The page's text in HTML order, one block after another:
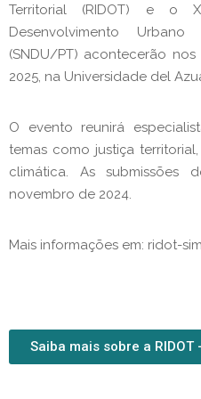
Territorial (RIDOT) e o
Desenvolvimento
(SNDU/PT) acontecerão
2025, na Universidade del
O evento reunirá
temas como justiça
climática. As submissões
novembro de 2024.
Mais informações em: ridot-
Saiba mais sobre a RIDOT